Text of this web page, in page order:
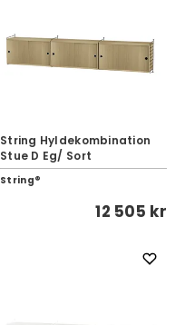
String Hyldekombination
Stue D Eg/ Sort
String®
12 505 kr